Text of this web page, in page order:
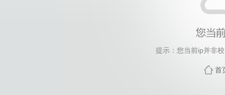
提示：您当前ip并非
首